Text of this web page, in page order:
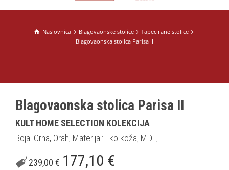
Naslovnica Blagovaonske stolice
Tapecirane stolice
Blagovaonska stolica Parisa II
Blagovaonska stolica Parisa II
KULT HOME SELECTION KOLEKCIJA
Boja: Crna, Orah; Materijal: Eko koža, MDF;
239,00€ 177,10 €